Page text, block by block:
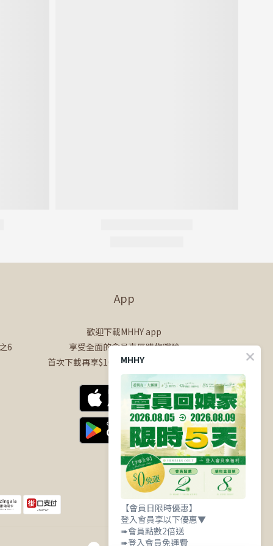
6
App
歡迎下載MHHY app
享受全面的會員專屬購物體驗
首次下載再享$100購物金+50點會員點數
MHHY
【會員日限時優惠】
登入會員享以下優惠▼
➠會員點數2倍送
➠登入會員免運費